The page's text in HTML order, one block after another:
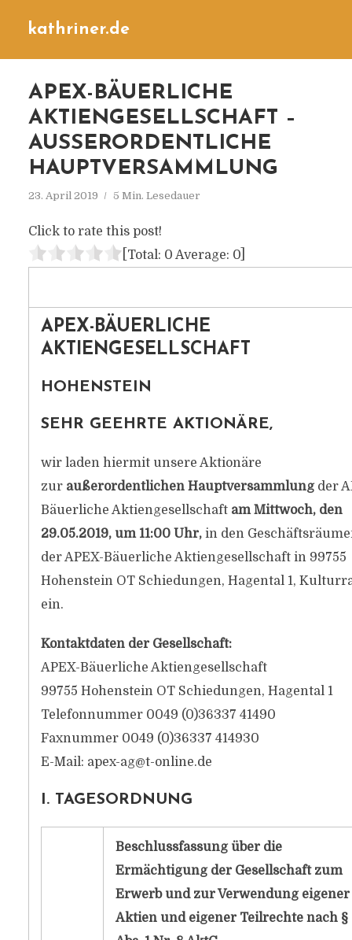
kathriner.de
APEX-BÄUERLICHE
AKTIENGESELLSCHAFT –
AUSSERORDENTLICHE H
AUPTVERSAMMLUNG
23. April 2019 5 Min. Lesedauer
Click to rate this post!
[Total: 0 Average: 0]
APEX-BÄUERLICHE
AKTIENGESELLSCHAFT
HOHENSTEIN
SEHR GEEHRTE AKTIONÄRE,
wir laden hiermit unsere Aktionäre
zur außerordentlichen Hauptversammlungder
Bäuerliche Aktiengesellschaft am Mittwoch, den
29.05.2019, um 11:00 Uhr,in den
der APEX-Bäuerliche Aktiengesellschaft in 99755
Hohenstein OT Schiedungen, Hagental 1,
ein.
Kontaktdaten der Gesellschaft:
APEX-Bäuerliche Aktiengesellschaft
99755 Hohenstein OT Schiedungen, Hagental 1
Telefonnummer 0049 (0)36337 41490
Faxnummer 0049 (0)36337 414930
E-Mail: apex-ag@t-online.de
I. TAGESORDNUNG
Beschlussfassung über die
Ermächtigung der Gesellschaft zum
Erwerb und zur Verwendung eigener
Aktien und eigener Teilrechte nach §